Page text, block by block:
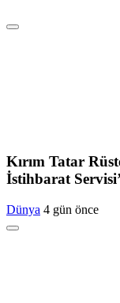
Kırım Tatar
İstihbarat
Dünya 4 gün önce